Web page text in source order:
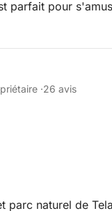
parfait pour
bien au soleil
vous offre une
réservoir d'eau
sécurité, etc.
·26 avis
parc naturel de